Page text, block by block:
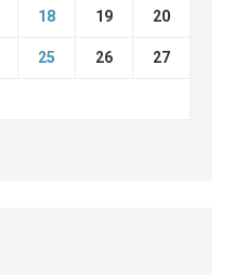
18 19 20
25 26 27